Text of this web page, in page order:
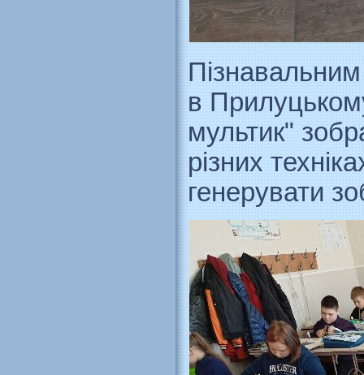
в
мультик"
різних
генерувати